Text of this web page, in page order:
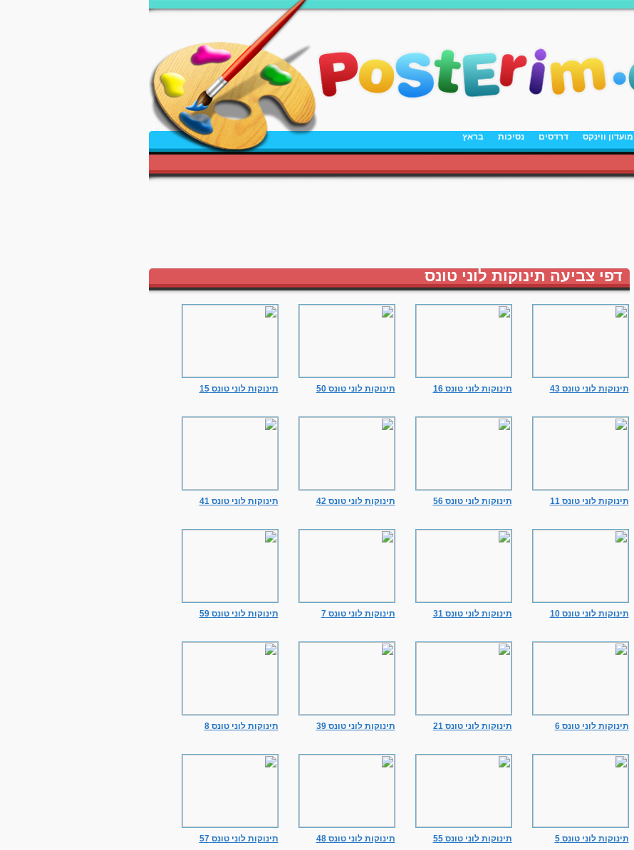
מועדון ווינקס דרדסים נסיכות בראץ
דפי צביעה תינוקות לוני טונס
תינוקות לוני טונס 43 תינוקות לוני טונס 16 תינוקות לוני טונס 50 תינוקות לוני טונס 15
תינוקות לוני טונס 11 תינוקות לוני טונס 56 תינוקות לוני טונס 42 תינוקות לוני טונס 41
תינוקות לוני טונס 10 תינוקות לוני טונס 31 תינוקות לוני טונס 7 תינוקות לוני טונס 59
תינוקות לוני טונס 6 תינוקות לוני טונס 21 תינוקות לוני טונס 39 תינוקות לוני טונס 8
תינוקות לוני טונס 5 תינוקות לוני טונס 55 תינוקות לוני טונס 48 תינוקות לוני טונס 57